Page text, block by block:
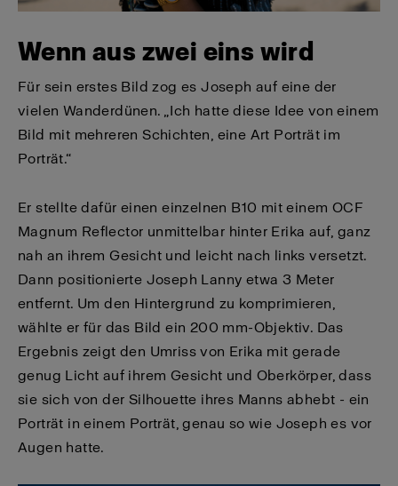
Wenn aus zwei eins wird
Für sein erstes Bild zog es Joseph auf eine der
vielen Wanderdünen. „Ich hatte diese Idee von einem
Bild mit mehreren Schichten, eine Art Porträt im
Porträt.“
Er stellte dafür einen einzelnen B10 mit einem OCF
Magnum Reflector unmittelbar hinter Erika auf, ganz
nah an ihrem Gesicht und leicht nach links versetzt.
Dann positionierte Joseph Lanny etwa 3 Meter
entfernt. Um den Hintergrund zu komprimieren,
wählte er für das Bild ein 200 mm-Objektiv. Das
Ergebnis zeigt den Umriss von Erika mit gerade
genug Licht auf ihrem Gesicht und Oberkörper, dass
sie sich von der Silhouette ihres Manns abhebt - ein
Porträt in einem Porträt, genau so wie Joseph es vor
Augen hatte.